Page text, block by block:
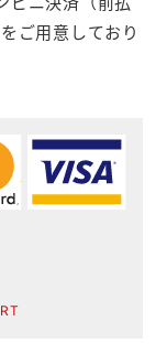
ご用意しており